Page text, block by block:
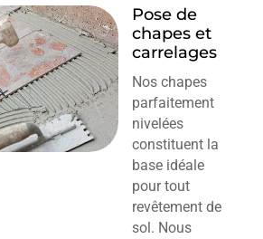
Pose de
chapes et
carrelages
Nos chapes
parfaitement
nivelées
constituent la
base idéale
pour tout
revêtement de
sol. Nous